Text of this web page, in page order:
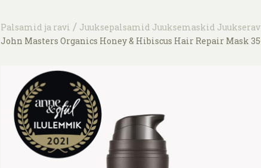
Palsamid ja ravi / Juuksepalsamid Juuksemaskid
John Masters Organics Honey & Hibiscus Hair Repair Mask